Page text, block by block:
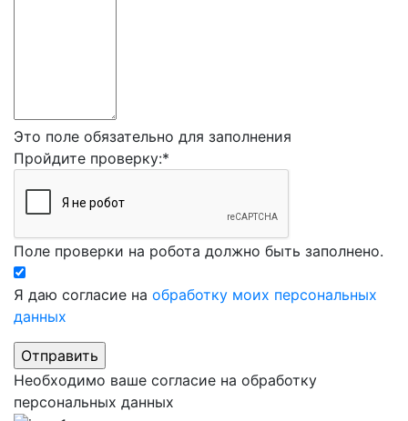
Это поле обязательно для заполнения
Пройдите проверку:*
Поле проверки на робота должно быть заполнено.
Я даю согласие на обработку моих персональных
данных
Необходимо ваше согласие на обработку
персональных данных